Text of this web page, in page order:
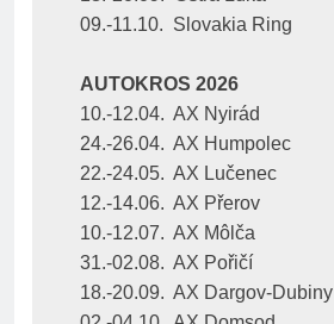
09.-11.10.  Slovakia Ring
AUTOKROS 2026
10.-12.04.  AX Nyirád
24.-26.04.  AX Humpolec
22.-24.05.  AX Lučenec
12.-14.06.  AX Přerov
10.-12.07.  AX Môlča
31.-02.08.  AX Pořičí
18.-20.09.  AX Dargov-Dubiny